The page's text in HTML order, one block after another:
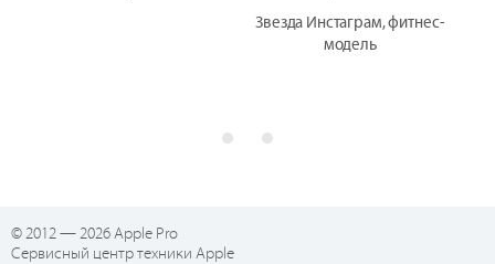
Звезда Инстаграм, фитнес-
модель
© 2012 — 2026 Apple Pro
Сервисный центр техники Apple